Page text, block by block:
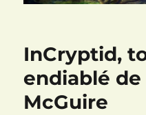
InCryptid,
endiablé de
McGuire